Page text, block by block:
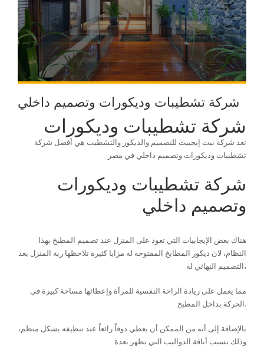
شركة تشطيبات وديكورات وتصميم داخلي
شركة تشطيبات وديكورات
تعد شركة نيت إيجيبت للتصميم والديكور والتشطيب هي أفضل شركة
تشطيبات وديكورات وتصميم داخلي في مصر
شركة تشطيبات وديكورات
وتصميم داخلي
هناك بعض الإيجابيات التي تعود على المنزل عند تصميم المطبخ بهذا
النظام، لان ديكور المطابخ المفتوحة له مزايا كثيرة تلاحظها ربة المنزل بعد
التصميم النهائي له،
مما يعمل على زيادة الراحة النفسية للمرأة وإعطائها مساحة كبيرة في
الحركة بداخل المطبخ.
بالإضافة إلى أنه من الممكن أن يعطي ذوقاً رائعاً عند تنظيفه بشكل منظم،
وذلك بسبب أناقة الدواليب التي تظهر بعدة